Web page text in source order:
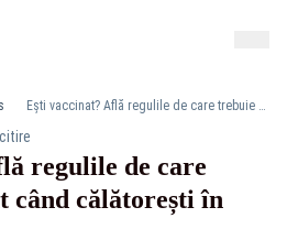
Ești vaccinat? Află regulile de care trebuie să ții cont când călătorești în 2021
regulile de care
când călătorești în